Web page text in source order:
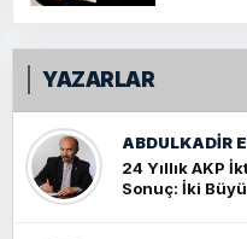
YAZARLAR
ABDULKADIR
24 Yıllık AKP
Sonuç: İki